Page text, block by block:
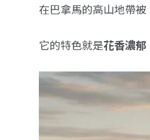
在巴拿馬的高山地帶
它的特色就是花香濃郁